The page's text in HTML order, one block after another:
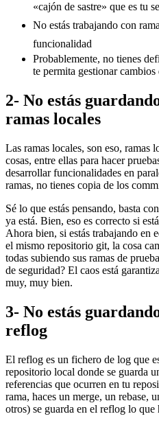
«cajón de sastre» que es tu
No estás trabajando con
funcionalidad
Probablemente, no tienes
te permita gestionar
2- No estás
ramas locales
Las ramas locales, son eso, ramas
cosas, entre ellas para hacer
desarrollar funcionalidades en
ramas, no tienes copia de los
Sé lo que estás pensando, basta
ya está. Bien, eso es correcto si
Ahora bien, si estás trabajando en
el mismo repositorio git, la cosa
todas subiendo sus ramas de
de seguridad? El caos está
muy, muy bien.
3- No estás
reflog
El reflog es un fichero de log que
repositorio local donde se guarda
referencias que ocurren en tu
rama, haces un merge, un rebase,
otros) se guarda en el reflog lo que